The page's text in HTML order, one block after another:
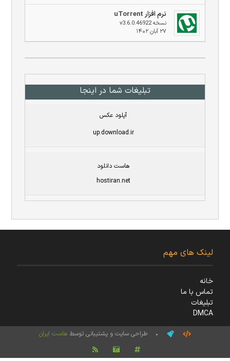
نرم افزار uTorrent
نسخه v3.6.0.46922
۲۷ آبان ۱۴۰۲
تبلیغات شما در اینجا
آپلود عکس
up.download.ir
هاست دانلود
hostiran.net
لینک های مهم
خانه
تماس با ما
تبلیغات
DMCA
• طراحی سایت و پشتیبانی توسط هاست ایران